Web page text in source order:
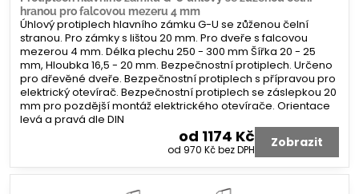
hranou pro falcovou mezeru 4 mm
Úhlový protiplech hlavního zámku G-U se zůženou čelní
stranou. Pro zámky s lištou 20 mm. Pro dveře s falcovou
mezerou 4 mm. Délka plechu 250 - 300 mm Šířka 20 - 25
mm, Hloubka 16,5 - 20 mm. Bezpečnostní protiplech. Určeno
pro dřevěné dveře. Bezpečnostní protiplech s přípravou pro
elektrický otevírač. Bezpečnostní protiplech se záslepkou 20
mm pro pozdější montáž elektrického otevírače. Orientace
levá a pravá dle DIN
od 1174 Kč
od 970 Kčbez DPH Zobrazit